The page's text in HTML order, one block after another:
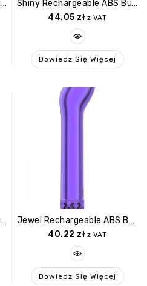
Shiny Rechargeable ABS Bullet Silver
Shiny Rechargeable ABS Bullet Pink
44.05 zł z VAT
Dowiedz Się Więcej
Shiny Rechargeable ABS Bullet Gunmetal
Jewel Rechargeable ABS Bullet Purple
40.22 zł z VAT
Dowiedz Się Więcej